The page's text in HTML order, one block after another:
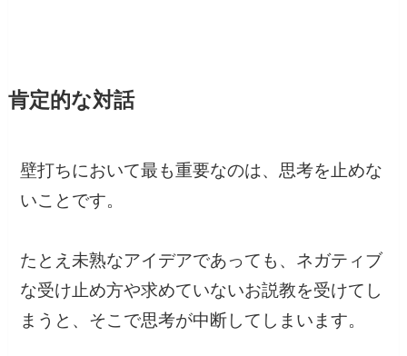
肯定的な対話
壁打ちにおいて最も重要なのは、思考を止めな
いことです。
たとえ未熟なアイデアであっても、ネガティブ
な受け止め方や求めていないお説教を受けてし
まうと、そこで思考が中断してしまいます。